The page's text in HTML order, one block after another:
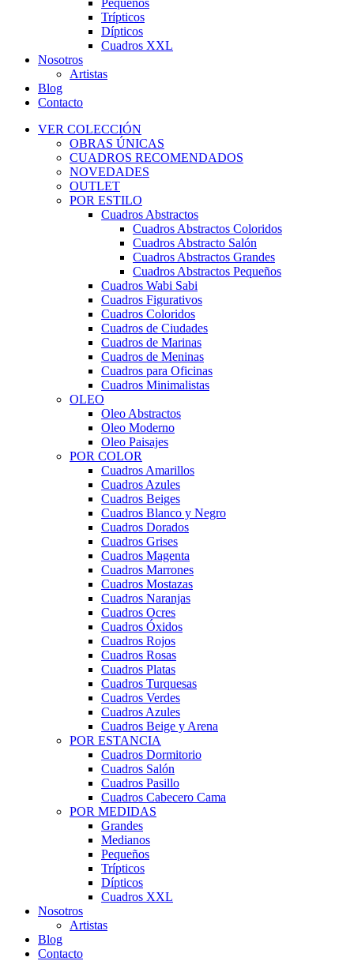
Pequeños
Trípticos
Dípticos
Cuadros XXL
Nosotros
Artistas
Blog
Contacto
VER COLECCIÓN
OBRAS ÚNICAS
CUADROS RECOMENDADOS
NOVEDADES
OUTLET
POR ESTILO
Cuadros Abstractos
Cuadros Abstractos Coloridos
Cuadros Abstracto Salón
Cuadros Abstractos Grandes
Cuadros Abstractos Pequeños
Cuadros Wabi Sabi
Cuadros Figurativos
Cuadros Coloridos
Cuadros de Ciudades
Cuadros de Marinas
Cuadros de Meninas
Cuadros para Oficinas
Cuadros Minimalistas
OLEO
Oleo Abstractos
Oleo Moderno
Oleo Paisajes
POR COLOR
Cuadros Amarillos
Cuadros Azules
Cuadros Beiges
Cuadros Blanco y Negro
Cuadros Dorados
Cuadros Grises
Cuadros Magenta
Cuadros Marrones
Cuadros Mostazas
Cuadros Naranjas
Cuadros Ocres
Cuadros Óxidos
Cuadros Rojos
Cuadros Rosas
Cuadros Platas
Cuadros Turquesas
Cuadros Verdes
Cuadros Azules
Cuadros Beige y Arena
POR ESTANCIA
Cuadros Dormitorio
Cuadros Salón
Cuadros Pasillo
Cuadros Cabecero Cama
POR MEDIDAS
Grandes
Medianos
Pequeños
Trípticos
Dípticos
Cuadros XXL
Nosotros
Artistas
Blog
Contacto